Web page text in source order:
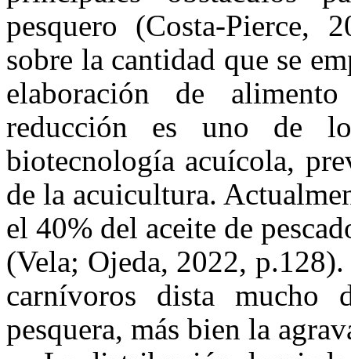
pesquero (Costa-Pierce,
sobre la cantidad que se
elaboración de
reducción es uno de
biotecnología acuícola,
de la acuicultura.
el 40% del aceite de
(Vela; Ojeda, 2022,
carnívoros dista mucho
pesquera, más bien la